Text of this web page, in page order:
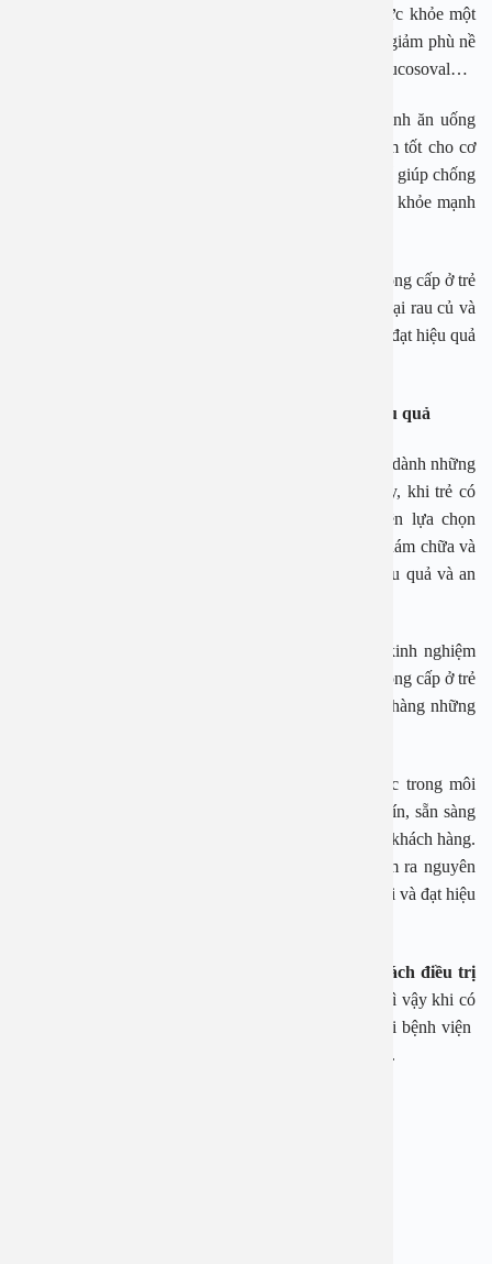
khó nuốt ở vùng họng. Giúp người bệnh cải thiện sức khỏe một
cách tối đa và vượt trội. Một số loại thuốc hỗ trợ làm giảm phù nề
có thể kể đến như: alpha-chymotrypsin, mucomyst, mucosoval…
Đặc biệt các bậc phụ huynh nên chú ý trong quá trình ăn uống
hàng ngày cần thường xuyên bổ sung các thực phẩm tốt cho cơ
thể. Có tác dụng bồi bổ cơ thể, sản sinh các kháng thể giúp chống
lại các bệnh tật hỗ trợ mang đến một sức khỏe tốt và khỏe mạnh
Bên cạnh đó một biện pháp phòng tránh bệnh viêm họng cấp ở trẻ
em có thể kể đến như bổ sung vitamin C trong các loại rau củ và
hoa quả để cho bé sử dụng một cách nhanh chóng và đạt hiệu quả
Địa chỉ cung cấp các điều trị viêm họng cấp hiệu quả
Trẻ em như búp trên cành vì vậy các bậc cha mẹ luôn dành những
điều tốt đẹp nhất dành cho con em của mình. Vì vậy, khi trẻ có
dấu hiệu bị viêm họng cấp các bậc phụ huynh nên lựa chọn
những địa chỉ uy tín để được cung cấp các dịch vụ khám chữa và
điều trị bệnh liên quan tới tai mũi họng một cách hiệu quả và an
Bệnh viện Đa khoa An Việt đơn vị với nhiều năm kinh nghiệm
chuyên hoạt động trong lĩnh vực điều trị bệnh viêm họng cấp ở trẻ
sơ sinh. Chúng tôi cam kết sẽ mang đến cho khách hàng những
Khi đến với chúng tôi khách hàng sẽ được làm việc trong môi
trường chuyên nghiệp, nơi có đội ngũ nhân viên uy tín, sẵn sàng
chia sẻ và giải đáp những thông tin hữu ích dành cho khách hàng.
Sau khi khách hàng đến thăm khám chúng tôi sẽ tìm ra nguyên
nhân của bệnh và đưa ra phương pháp điều trị kịp thời và đạt hiệu
cách điều trị
đảm bảo an toàn và hiệu quả nhất. Vì vậy khi có
dấu hiệu của bệnh hãy nhanh chân đưa bệnh nhân tới bệnh viện
Đa khoa An Việt để được điều trị kịp thời và dứt điểm.